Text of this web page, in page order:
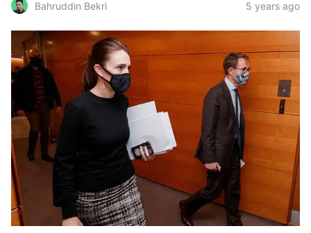
Bahruddin Bekri 5 years ago